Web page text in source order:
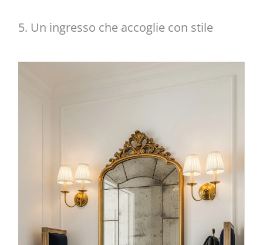
5. Un ingresso che accoglie con stile